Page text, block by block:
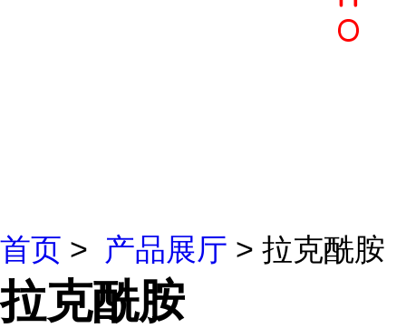
首页 > 产品展厅 > 拉克酰胺
拉克酰胺